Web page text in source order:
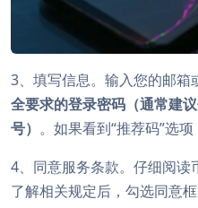
3、填写信息。输入您的邮箱
全要求的登录密码（通常建
号） 。如果看到“推荐码”选项
4、同意服务条款。仔细阅读
了解相关规定后，勾选同意框